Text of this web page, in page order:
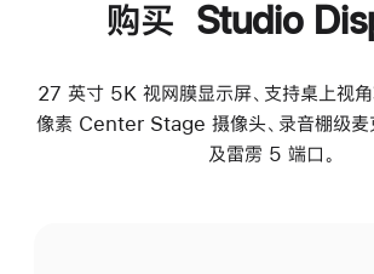
购买 Studio
27 英寸 5K 视网膜显示屏、支持桌上视
像素 Center Stage 摄像头、录音棚级麦
及雷雳 5 端口。